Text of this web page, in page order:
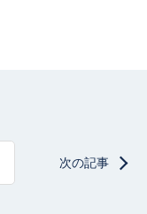
次の記事